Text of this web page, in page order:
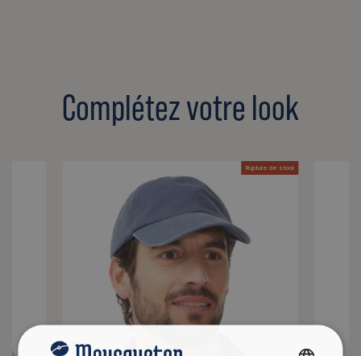
Complétez votre look
Rupture de stock